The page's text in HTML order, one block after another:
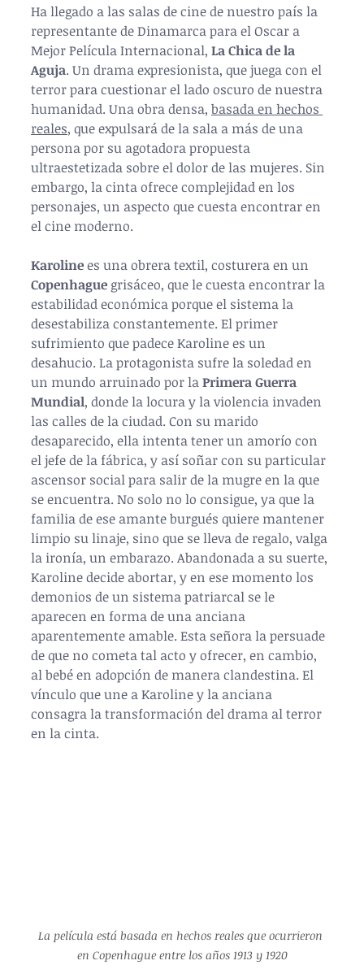
Ha llegado a las salas de cine de nuestro país la
representante de Dinamarca para el Oscar a
Mejor Película Internacional, La Chica de la
Aguja. Un drama expresionista, que juega con el
terror para cuestionar el lado oscuro de nuestra
humanidad. Una obra densa, basada en hechos
reales, que expulsará de la sala a más de una
persona por su agotadora propuesta
ultraestetizada sobre el dolor de las mujeres. Sin
embargo, la cinta ofrece complejidad en los
personajes, un aspecto que cuesta encontrar en
el cine moderno.
Karoline es una obrera textil, costurera en un
Copenhague grisáceo, que le cuesta encontrar la
estabilidad económica porque el sistema la
desestabiliza constantemente. El primer
sufrimiento que padece Karoline es un
desahucio. La protagonista sufre la soledad en
un mundo arruinado por la Primera Guerra
Mundial, donde la locura y la violencia invaden
las calles de la ciudad. Con su marido
desaparecido, ella intenta tener un amorío con
el jefe de la fábrica, y así soñar con su particular
ascensor social para salir de la mugre en la que
se encuentra. No solo no lo consigue, ya que la
familia de ese amante burgués quiere mantener
limpio su linaje, sino que se lleva de regalo, valga
la ironía, un embarazo. Abandonada a su suerte,
Karoline decide abortar, y en ese momento los
demonios de un sistema patriarcal se le
aparecen en forma de una anciana
aparentemente amable. Esta señora la persuade
de que no cometa tal acto y ofrecer, en cambio,
al bebé en adopción de manera clandestina. El
vínculo que une a Karoline y la anciana
consagra la transformación del drama al terror
en la cinta.
La película está basada en hechos reales que ocurrieron
en Copenhague entre los años 1913 y 1920